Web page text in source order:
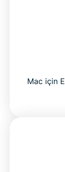
Mac için